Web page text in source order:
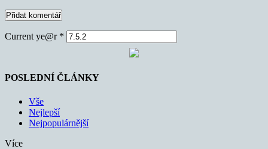
Current ye@r *
POSLEDNÍ ČLÁNKY
Vše
Nejlepší
Nejpopulárnější
Více